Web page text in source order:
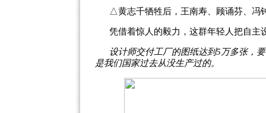
△黄志千牺牲后，王南寿、顾诵芬、冯
凭借着惊人的毅力，这群年轻人把自主
设计师交付工厂的图纸达到5万多张，
是我们国家过去从没生产过的。